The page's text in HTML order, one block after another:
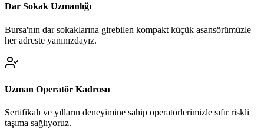
Dar Sokak Uzmanlığı
Bursa'nın dar sokaklarına girebilen kompakt küçük asansörümüzle
her adreste yanınızdayız.
Uzman Operatör Kadrosu
Sertifikalı ve yılların deneyimine sahip operatörlerimizle sıfır riskli
taşıma sağlıyoruz.